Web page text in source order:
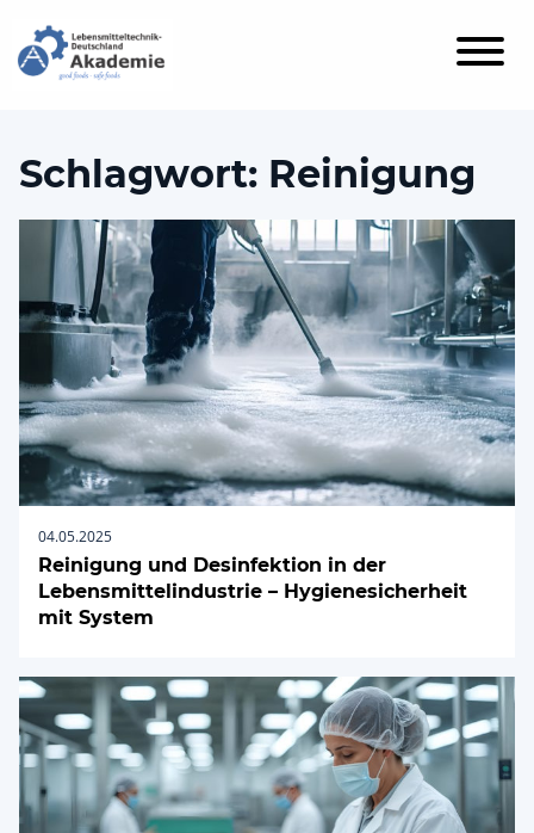
Schlagwort: Reinigung
04.05.2025
Reinigung und Desinfektion in der
Lebensmittelindustrie – Hygienesicherheit
mit System